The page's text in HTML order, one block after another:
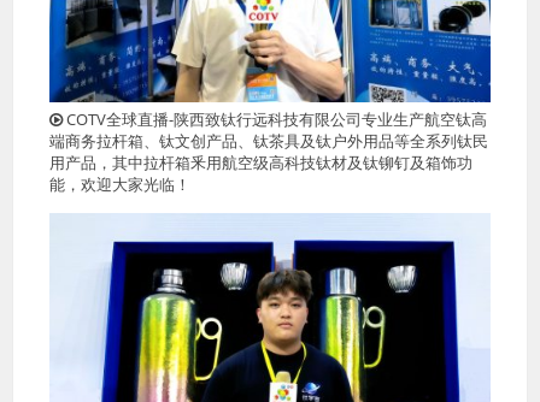
COTV全球直播-陕西致钛行远科技有限公司专业生产航空钛高
端商务拉杆箱、钛文创产品、钛茶具及钛户外用品等全系列钛民
用产品，其中拉杆箱釆用航空级高科技钛材及钛铆钉及箱饰功
能，欢迎大家光临！